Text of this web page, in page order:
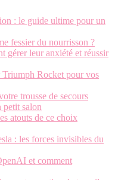
: le guide ultime pour un
fessier du nourrisson ?
gérer leur anxiété et réussir
Triumph Rocket pour vos
trousse de secours
petit salon
atouts de ce choix
: les forces invisibles du
et comment